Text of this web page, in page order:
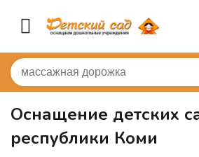
Главная / Оснащение детских
Оснащение детских
республики Коми